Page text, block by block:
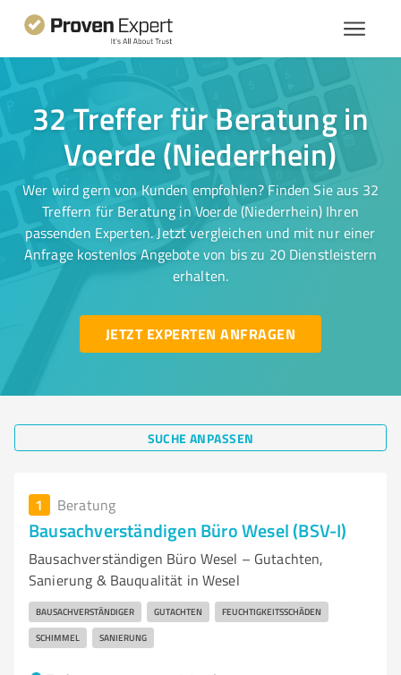
32 Treffer für Beratung in
Voerde (Niederrhein)
Wer wird gern von Kunden empfohlen? Finden Sie aus 32
Treffern für Beratung in Voerde (Niederrhein) Ihren
passenden Experten. Jetzt vergleichen und mit nur einer
Anfrage kostenlos Angebote von bis zu 20 Dienstleistern
erhalten.
JETZT EXPERTEN ANFRAGEN
SUCHE ANPASSEN
1 Beratung
Bausachverständigen Büro Wesel (BSV-I)
Bausachverständigen Büro Wesel – Gutachten,
Sanierung & Bauqualität in Wesel
BAUSACHVERSTÄNDIGER GUTACHTEN FEUCHTIGKEITSSCHÄDEN
SCHIMMEL SANIERUNG